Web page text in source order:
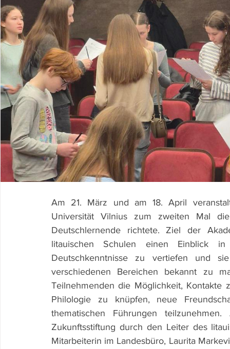
Am 21. März und am 18. April
Universität Vilnius zum zweiten Mal
Deutschlernende richtete. Ziel der
litauischen Schulen einen Einblick
Deutschkenntnisse zu vertiefen und
verschiedenen Bereichen bekannt zu
Teilnehmenden die Möglichkeit, Kontakte
Philologie zu knüpfen, neue
thematischen Führungen
Zukunftsstiftung durch den Leiter des
Mitarbeiterin im Landesbüro, Laurita